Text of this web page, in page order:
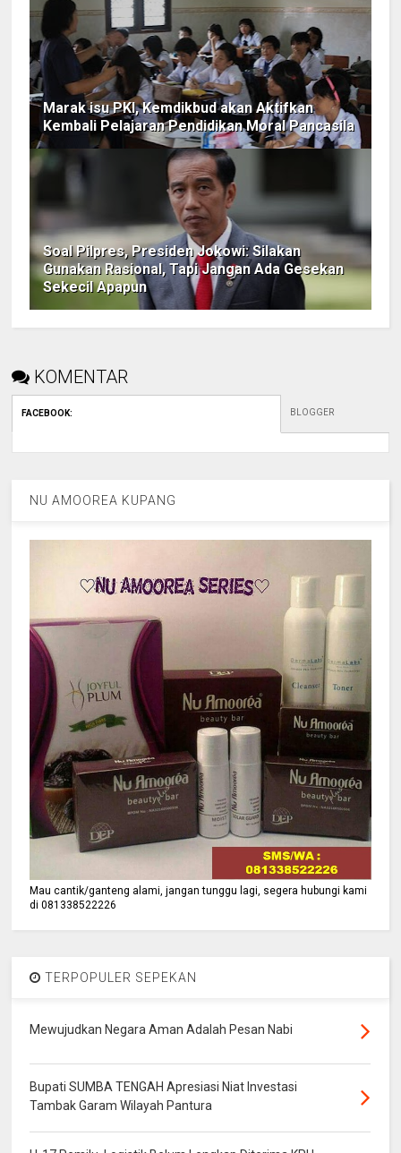
Marak isu PKI, Kemdikbud akan Aktifkan
Kembali Pelajaran Pendidikan Moral Pancasila
Soal Pilpres, Presiden Jokowi: Silakan
Gunakan Rasional, Tapi Jangan Ada Gesekan
Sekecil Apapun
KOMENTAR
FACEBOOK: BLOGGER
NU AMOOREA KUPANG
Mau cantik/ganteng alami, jangan tunggu lagi, segera hubungi kami
di 081338522226
TERPOPULER SEPEKAN
Mewujudkan Negara Aman Adalah Pesan Nabi
Bupati SUMBA TENGAH Apresiasi Niat Investasi
Tambak Garam Wilayah Pantura